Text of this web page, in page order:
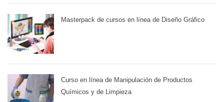
Masterpack de cursos en línea de Diseño Gráfico
Curso en línea de Manipulación de Productos
Químicos y de Limpieza